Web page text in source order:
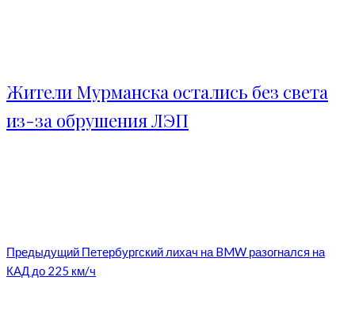
Жители Мурманска остались без света
из-за обрушения ЛЭП
Предыдущий Петербургский лихач на BMW разогнался на
КАД до 225 км/ч